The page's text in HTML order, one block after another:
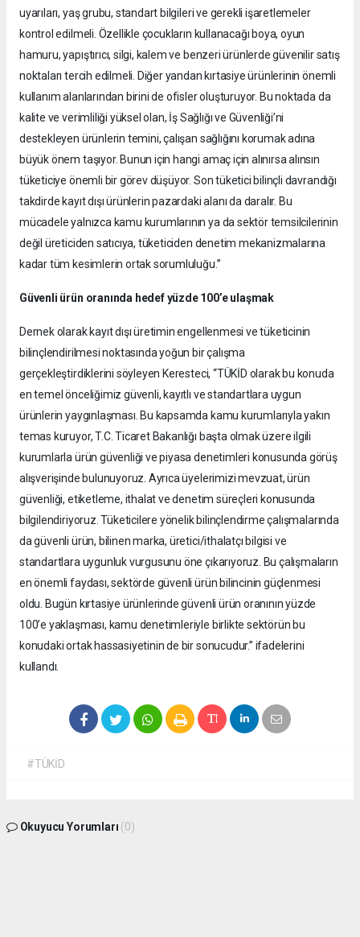
uyarıları, yaş grubu, standart bilgileri ve gerekli işaretlemeler
kontrol edilmeli. Özellikle çocukların kullanacağı boya, oyun
hamuru, yapıştırıcı, silgi, kalem ve benzeri ürünlerde güvenilir satış
noktaları tercih edilmeli. Diğer yandan kırtasiye ürünlerinin önemli
kullanım alanlarından birini de ofisler oluşturuyor. Bu noktada da
kalite ve verimliliği yüksel olan, İş Sağlığı ve Güvenliği’ni
destekleyen ürünlerin temini, çalışan sağlığını korumak adına
büyük önem taşıyor. Bunun için hangi amaç için alınırsa alınsın
tüketiciye önemli bir görev düşüyor. Son tüketici bilinçli davrandığı
takdirde kayıt dışı ürünlerin pazardaki alanı da daralır. Bu
mücadele yalnızca kamu kurumlarının ya da sektör temsilcilerinin
değil üreticiden satıcıya, tüketiciden denetim mekanizmalarına
kadar tüm kesimlerin ortak sorumluluğu.”
Güvenli ürün oranında hedef yüzde 100’e ulaşmak
Dernek olarak kayıt dışı üretimin engellenmesi ve tüketicinin
bilinçlendirilmesi noktasında yoğun bir çalışma
gerçekleştirdiklerini söyleyen Keresteci, “TÜKİD olarak bu konuda
en temel önceliğimiz güvenli, kayıtlı ve standartlara uygun
ürünlerin yaygınlaşması. Bu kapsamda kamu kurumlarıyla yakın
temas kuruyor, T.C. Ticaret Bakanlığı başta olmak üzere ilgili
kurumlarla ürün güvenliği ve piyasa denetimleri konusunda görüş
alışverişinde bulunuyoruz. Ayrıca üyelerimizi mevzuat, ürün
güvenliği, etiketleme, ithalat ve denetim süreçleri konusunda
bilgilendiriyoruz. Tüketicilere yönelik bilinçlendirme çalışmalarında
da güvenli ürün, bilinen marka, üretici/ithalatçı bilgisi ve
standartlara uygunluk vurgusunu öne çıkarıyoruz. Bu çalışmaların
en önemli faydası, sektörde güvenli ürün bilincinin güçlenmesi
oldu. Bugün kırtasiye ürünlerinde güvenli ürün oranının yüzde
100’e yaklaşması, kamu denetimleriyle birlikte sektörün bu
konudaki ortak hassasiyetinin de bir sonucudur.” ifadelerini
kullandı.
#TÜKİD
Okuyucu Yorumları (0)